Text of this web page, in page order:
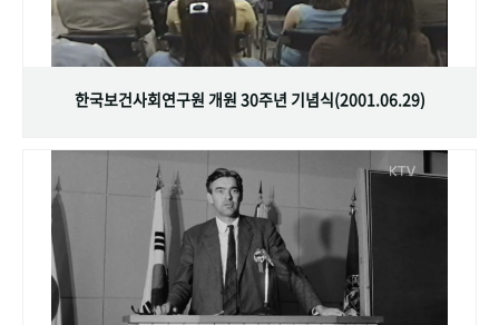
한국보건사회연구원 개원 30주년 기념식(2001.06.29)